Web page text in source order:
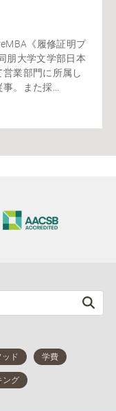
《履修証明プ
朋大学文学部日本
業部門に所属し
。また採...